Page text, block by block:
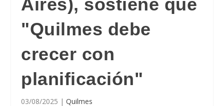
Aires), sostiene que
"Quilmes debe
crecer con
planificación"
03/08/2025 |Quilmes